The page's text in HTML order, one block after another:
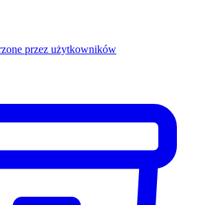
przez użytkowników